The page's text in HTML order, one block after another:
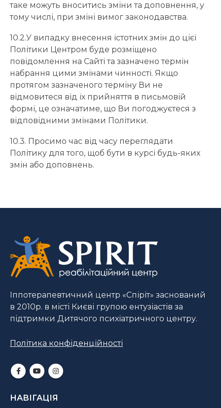
таке можуть вноситись зміни та доповнення, у
тому числі, при зміні вимог законодавства.
10.2.У випадку внесення істотних змін до цієї
Політики Центром буде розміщено
повідомлення на Сайті та зазначено термін
набрання цими змінами чинності. Якщо
протягом зазначеного терміну Ви не
відмовитеся від їх прийняття в письмовій
формі, це означатиме, що Ви погоджуєтеся з
відповідними змінами Політики.
10.3. Просимо час від часу переглядати
Політику для того, щоб бути в курсі будь-яких
змін або доповнень.
Іппотерапевтичний центр «Спіріт» заснований
в 2010р. в місті Києві групою ентузіастів за
підтримки Дитячого психіатричного центру.
Політика конфіденційності
НАВІГАЦІЯ